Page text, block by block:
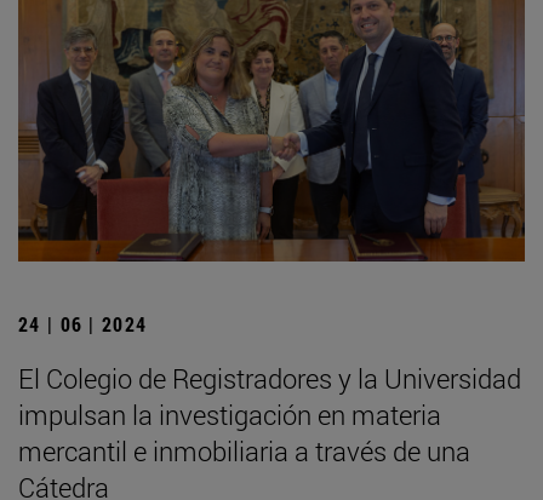
24 | 06 | 2024
El Colegio de Registradores y la Universidad
impulsan la investigación en materia
mercantil e inmobiliaria a través de una
Cátedra